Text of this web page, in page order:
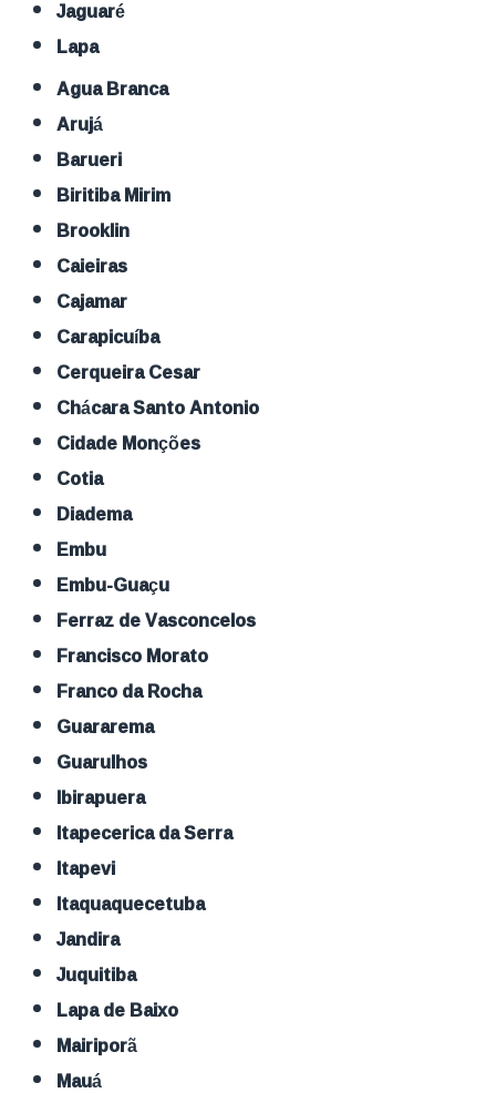
Jaguaré
Lapa
Agua Branca
Arujá
Barueri
Biritiba Mirim
Brooklin
Caieiras
Cajamar
Carapicuíba
Cerqueira Cesar
Chácara Santo Antonio
Cidade Monções
Cotia
Diadema
Embu
Embu-Guaçu
Ferraz de Vasconcelos
Francisco Morato
Franco da Rocha
Guararema
Guarulhos
Ibirapuera
Itapecerica da Serra
Itapevi
Itaquaquecetuba
Jandira
Juquitiba
Lapa de Baixo
Mairiporã
Mauá